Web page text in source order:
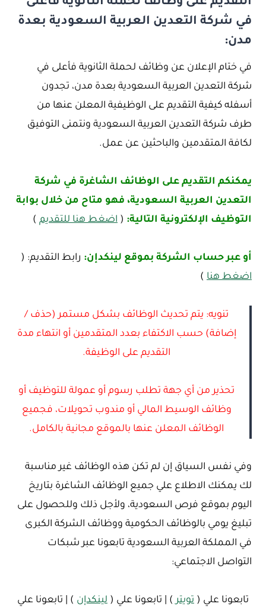
في شركة التعدين العربية السعودية بعدة
مدن:
في ختام الإعلان عن وظائف لحملة الثانوية فأعلى في
شركة التعدين العربية السعودية بعدة مدن، تجدون
أسفله كيفية التقديم على الوظيفية المعلن عنها من
طرف شركة التعدين العربية السعودية ونتمنى التوفيق
لكافة المتقدمين والباحثين عن عمل.
يمكنكم التقديم على الوظائف الشاغرة في شركة
التعدين العربية السعودية، فهو متاح من خلال بوابة
التوظيف الإلكترونية التالية: ( اضغط هنا للتقديم )
أو عبر حساب الشركة بموقع لينكدإن: رابط التقديم: (
اضغط هنا )
تنويه: يتم تحديث الوظائف بشكل مستمر (حذف /
إضافة) حسب الاكتفاء بعدد المتقدمين أو انتهاء مدة
التقديم على الوظيفة.
تحذير من أي جهة تطلب رسوم أو عمولة للتوظيف أو
وظائف الوسيط المالي أو مندوب تحويلات، فجميع
الوظائف المعلن عنها بالموقع مجانية بالكامل.
وفي نفس السياق إن لم تكن هذه الوظائف غير مناسبة
لك يمكنك الاطلاع علي جميع الوظائف الشاغرة بتاريخ
اليوم بموقع فرص السعودية، ولأجل ذلك وللحصول على
تبليغ يومي بالوظائف الحكومية ووظائف الشركة الكبرى
في المملكة العربية السعودية تابعونا عبر شبكات
التواصل الاجتماعي:
تابعونا علي ( تويتر ) | تابعونا علي ( لينكدإن ) | تابعونا علي